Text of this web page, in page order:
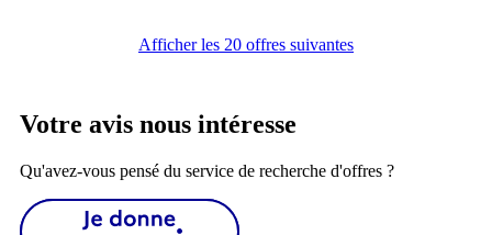
Afficher les 20 offres suivantes
Votre avis nous intéresse
Qu'avez-vous pensé du service de recherche d'offres ?